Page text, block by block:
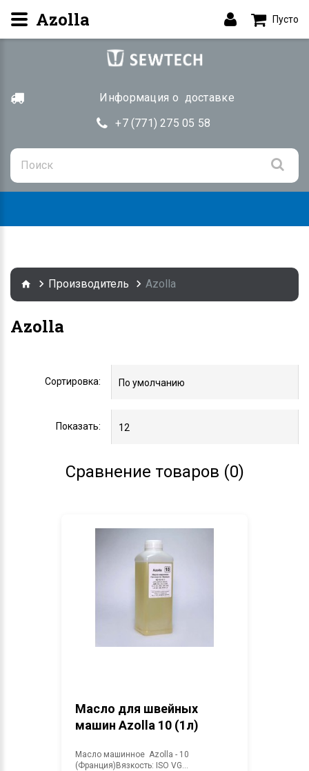
Информация о доставке
+7 (771) 275 05 58
Пусто
Производитель Azolla
Azolla
Сортировка:
Показать:
Сравнение товаров (0)
Масло для швейных
машин Azolla 10 (1л)
Масло машинное Azolla - 10
(Франция)Вязкость: ISO VG...
Azolla